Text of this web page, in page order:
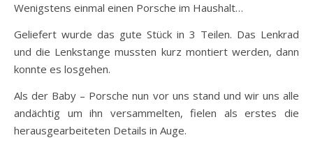
Wenigstens einmal einen Porsche im Haushalt…
Geliefert wurde das gute Stück in 3 Teilen. Das Lenkrad
und die Lenkstange mussten kurz montiert werden, dann
konnte es losgehen.
Als der Baby – Porsche nun vor uns stand und wir uns alle
andächtig um ihn versammelten, fielen als erstes die
herausgearbeiteten Details in Auge.